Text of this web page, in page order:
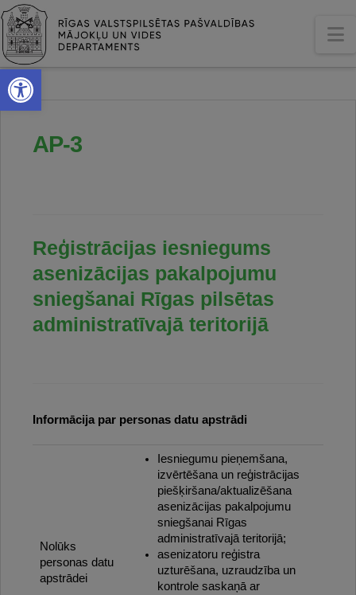
Open toolbar
AP-3
Reģistrācijas iesniegums
asenizācijas pakalpojumu
sniegšanai Rīgas pilsētas
administratīvajā teritorijā
Informācija par personas datu apstrādi
Nolūks
personas datu
apstrādei
Iesniegumu pieņemšana,
izvērtēšana un reģistrācijas
piešķiršana/aktualizēšana
asenizācijas pakalpojumu
sniegšanai Rīgas
administratīvajā teritorijā;
asenizatoru reģistra
uzturēšana, uzraudzība un
kontrole saskaņā ar